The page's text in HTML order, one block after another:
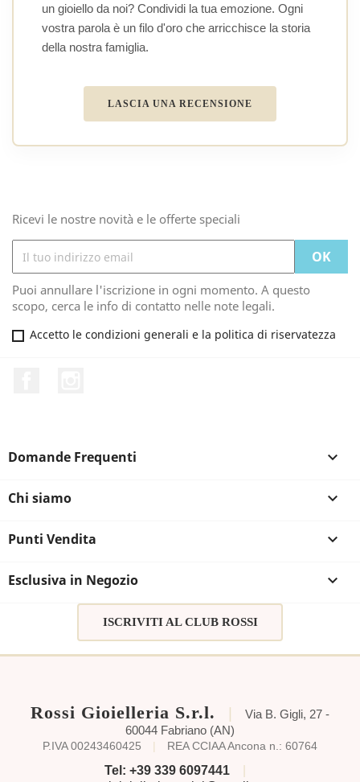
un gioiello da noi? Condividi la tua emozione. Ogni
vostra parola è un filo d'oro che arricchisce la storia
della nostra famiglia.
LASCIA UNA RECENSIONE
Ricevi le nostre novità e le offerte speciali
Puoi annullare l'iscrizione in ogni momento. A questo
scopo, cerca le info di contatto nelle note legali.
Accetto le condizioni generali e la politica di riservatezza
Domande Frequenti 
Chi siamo 
Punti Vendita 
Esclusiva in Negozio 
ISCRIVITI AL CLUB ROSSI
Rossi Gioielleria S.r.l. |
Via B. Gigli, 27 -
60044 Fabriano (AN)
P.IVA 00243460425 REA CCIAA Ancona n.: 60764
Tel: +39 339 6097441